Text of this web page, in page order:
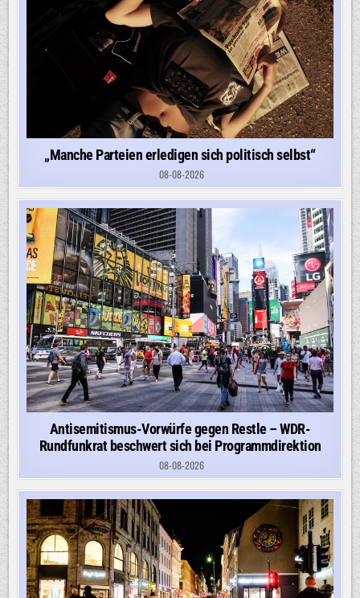
„Manche Parteien erledigen sich politisch selbst“
08-08-2026
Antisemitismus-Vorwürfe gegen Restle – WDR-
Rundfunkrat beschwert sich bei Programmdirektion
08-08-2026